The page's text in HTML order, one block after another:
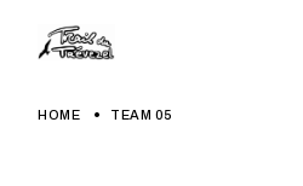
HOME TEAM 05